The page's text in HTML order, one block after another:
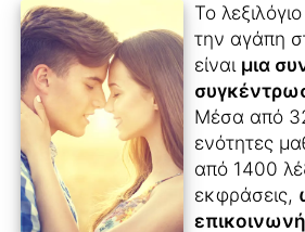
Το
την αγάπη
είναι μια
Μέσα από
ενότητες
από 1400
εκφράσεις,